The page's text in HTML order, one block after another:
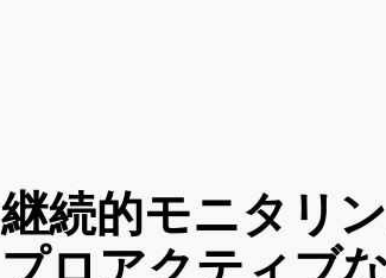
継続的モニタリ